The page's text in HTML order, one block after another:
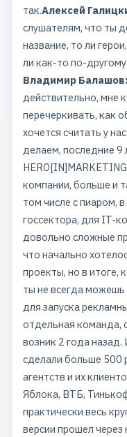
так.Алексей
слушателям, что ты
название, то ли
ли как-то по-
Владимир Балашов:
действительно, мне
перечеркивать, как
хочется считать у
делаем, последние 9
компании, больше и
том числе с пиаром,
госсектора, для IT-
довольно сложные
что начально
проекты, но в итоге,
ты не всегда
для запуска
отдельная команда,
возник 2 года
сделали больше 500
агентств и их
Яблока, ВТБ,
практически весь
версии прошел через